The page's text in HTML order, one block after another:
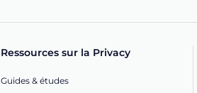
Ressources sur la Privacy
Guides & études